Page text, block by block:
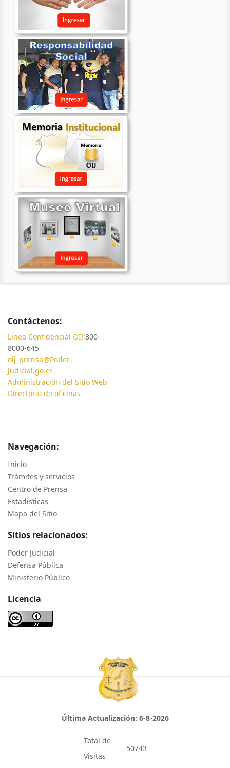
Contáctenos:
Línea Confidencial OIJ:800-
8000-645
oij_prensa@Poder-
Judicial.go.cr
Administración del Sitio Web
Directorio de oficinas
Navegación:
Inicio
Trámites y servicios
Centro de Prensa
Estadísticas
Mapa del Sitio
Sitios relacionados:
Poder Judicial
Defensa Pública
Ministerio Público
Licencia
Última Actualización: 6-8-2026
Total de
Visitas
50743